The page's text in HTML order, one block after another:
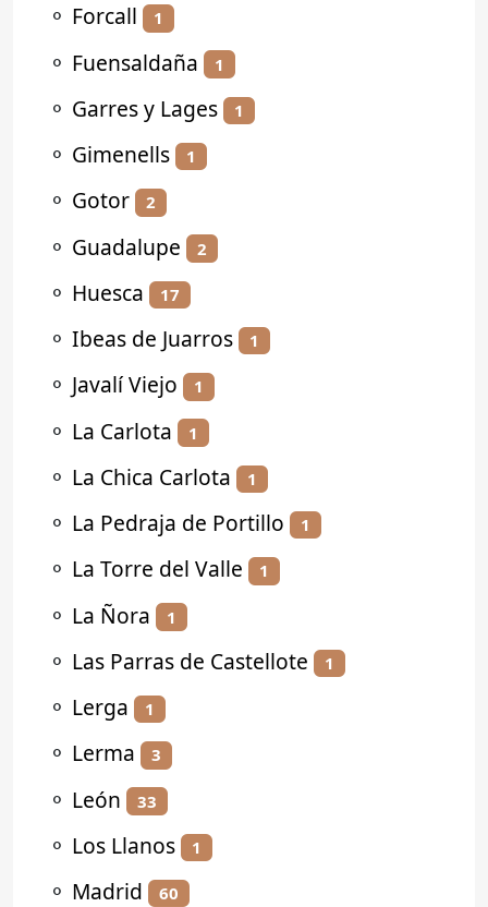
⚬ Forcall 1
⚬ Fuensaldaña 1
⚬ Garres y Lages 1
⚬ Gimenells 1
⚬ Gotor 2
⚬ Guadalupe 2
⚬ Huesca 17
⚬ Ibeas de Juarros 1
⚬ Javalí Viejo 1
⚬ La Carlota 1
⚬ La Chica Carlota 1
⚬ La Pedraja de Portillo 1
⚬ La Torre del Valle 1
⚬ La Ñora 1
⚬ Las Parras de Castellote 1
⚬ Lerga 1
⚬ Lerma 3
⚬ León 33
⚬ Los Llanos 1
⚬ Madrid 60